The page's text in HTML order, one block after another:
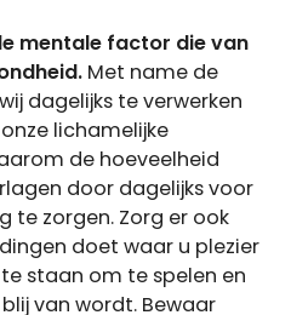
mentale factor die van
Met name de
dagelijks te verwerken
lichamelijke
de hoeveelheid
door dagelijks voor
te zorgen. Zorg er ook
doet waar u plezier
staan om te spelen en
van wordt. Bewaar